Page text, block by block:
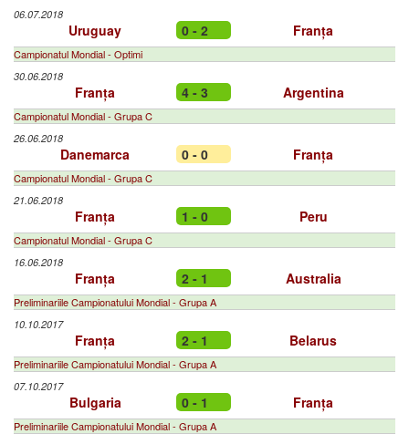
06.07.2018
Uruguay 0 - 2 Franța
Campionatul Mondial - Optimi
30.06.2018
Franța 4 - 3 Argentina
Campionatul Mondial - Grupa C
26.06.2018
Danemarca 0 - 0 Franța
Campionatul Mondial - Grupa C
21.06.2018
Franța 1 - 0 Peru
Campionatul Mondial - Grupa C
16.06.2018
Franța 2 - 1 Australia
Preliminariile Campionatului Mondial - Grupa A
10.10.2017
Franța 2 - 1 Belarus
Preliminariile Campionatului Mondial - Grupa A
07.10.2017
Bulgaria 0 - 1 Franța
Preliminariile Campionatului Mondial - Grupa A